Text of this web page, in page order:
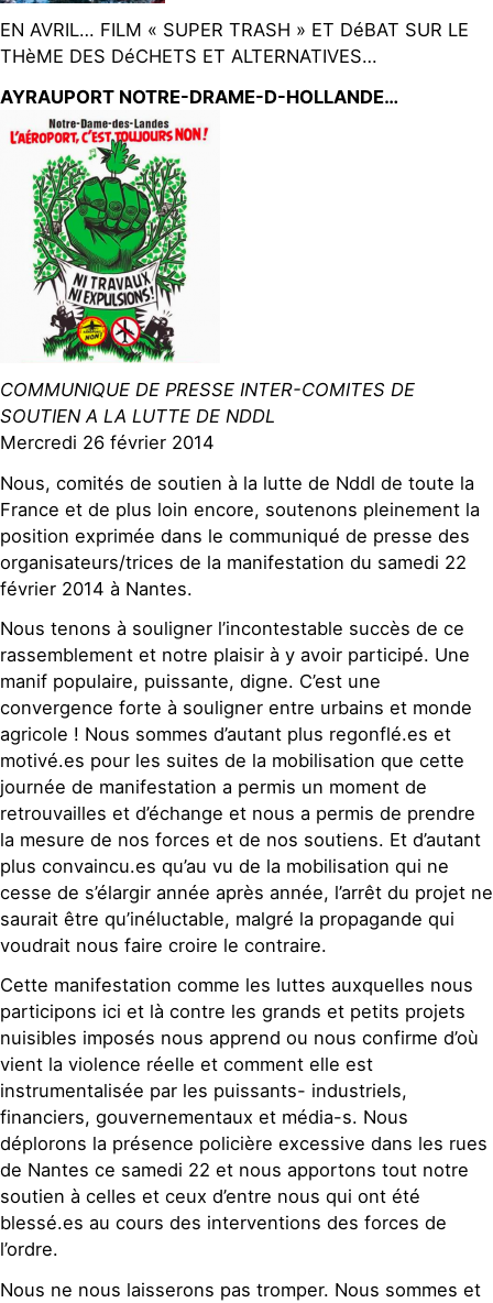
EN AVRIL… FILM « SUPER TRASH » ET DéBAT SUR LE
THèME DES DéCHETS ET ALTERNATIVES…
AYRAUPORT NOTRE-DRAME-D-HOLLANDE…
COMMUNIQUE DE PRESSE INTER-COMITES DE
SOUTIEN A LA LUTTE DE NDDL
Mercredi 26 février 2014
Nous, comités de soutien à la lutte de Nddl de toute la
France et de plus loin encore, soutenons pleinement la
position exprimée dans le communiqué de presse des
organisateurs/trices de la manifestation du samedi 22
février 2014 à Nantes.
Nous tenons à souligner l’incontestable succès de ce
rassemblement et notre plaisir à y avoir participé. Une
manif populaire, puissante, digne. C’est une
convergence forte à souligner entre urbains et monde
agricole ! Nous sommes d’autant plus regonflé.es et
motivé.es pour les suites de la mobilisation que cette
journée de manifestation a permis un moment de
retrouvailles et d’échange et nous a permis de prendre
la mesure de nos forces et de nos soutiens. Et d’autant
plus convaincu.es qu’au vu de la mobilisation qui ne
cesse de s’élargir année après année, l’arrêt du projet ne
saurait être qu’inéluctable, malgré la propagande qui
voudrait nous faire croire le contraire.
Cette manifestation comme les luttes auxquelles nous
participons ici et là contre les grands et petits projets
nuisibles imposés nous apprend ou nous confirme d’où
vient la violence réelle et comment elle est
instrumentalisée par les puissants- industriels,
financiers, gouvernementaux et média-s. Nous
déplorons la présence policière excessive dans les rues
de Nantes ce samedi 22 et nous apportons tout notre
soutien à celles et ceux d’entre nous qui ont été
blessé.es au cours des interventions des forces de
l’ordre.
Nous ne nous laisserons pas tromper. Nous sommes et